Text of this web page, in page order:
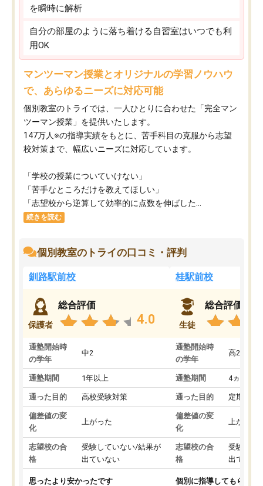
を瞬時に解析
自分の部屋のように落ち着ける自習室はいつでも利
用OK
マンツーマン授業とオリジナルの学習ノウハウ
で、あらゆるニーズに対応可能
個別教室のトライでは、一人ひとりに合わせた「完全マン
ツーマン授業」を提供いたします。​
147万人※の指導実績をもとに、苦手科目の克服から志望
校対策まで、幅広いニーズに対応しています。​
「学校の授業についていけない」​
「苦手なところだけを教えてほしい」​
「志望校から逆算して効率的に点数を伸ばした...
続きを読む
個別教室のトライの口コミ・評判
釧路駅前校
保護者
総合評価
4.0
通塾開始時
の学年
中2
通塾期間 1年以上
通った目的 高校受験対策
偏差値の変
化
上がった
志望校の合
格
受験していない/結果が
出ていない
思ったより安かったです
桂駅前校
生徒
総合評価
通塾開始時
の学年
高2
通塾期間 4ヵ月～1
通った目的 定期テス
偏差値の変
化
上がった
志望校の合
格
受験して
出ていな
個別に指導してもらえる